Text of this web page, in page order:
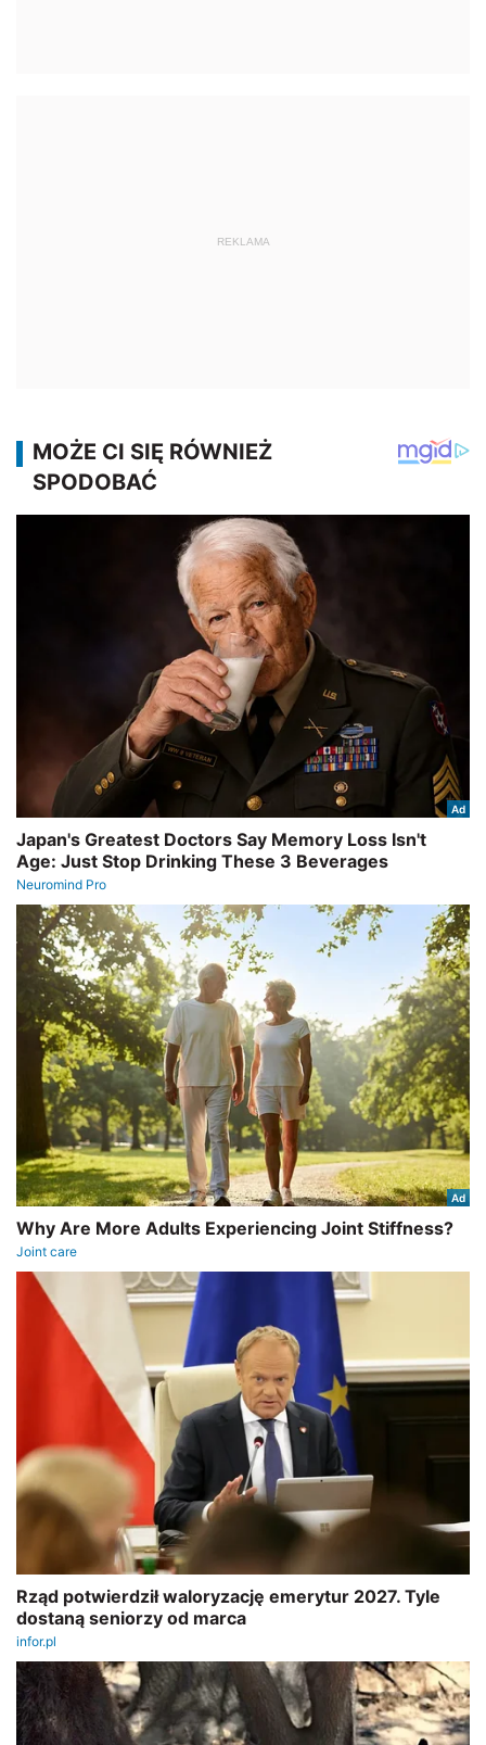
REKLAMA